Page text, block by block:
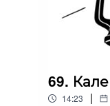
69.
14:23 |